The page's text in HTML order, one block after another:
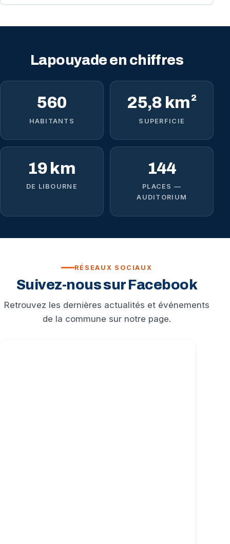
Lapouyade en chiffres
560
HABITANTS
25,8 km²
SUPERFICIE
19 km
DE LIBOURNE
144
PLACES —
AUDITORIUM
RÉSEAUX SOCIAUX
Suivez-nous sur Facebook
Retrouvez les dernières actualités et événements
de la commune sur notre page.